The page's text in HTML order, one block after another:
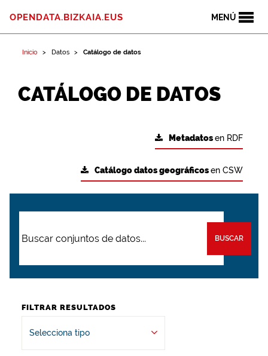
MENÚ
OPENDATA.BIZKAIA.EUS
Inicio Datos Catálogo de datos
CATÁLOGO DE DATOS
Metadatosen RDF
Catálogo datos geográficosen CSW
BUSCAR
FILTRAR RESULTADOS
Selecciona tipo